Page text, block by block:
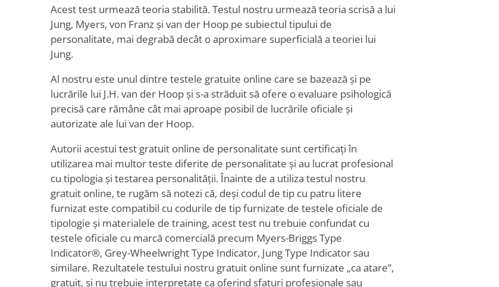
Acest test urmează teoria stabilită. Testul nostru urmează teoria scrisă a lui
Jung, Myers, von Franz și van der Hoop pe subiectul tipului de
personalitate, mai degrabă decât o aproximare superficială a teoriei lui
Jung.
Al nostru este unul dintre testele gratuite online care se bazează și pe
lucrările lui J.H. van der Hoop și s-a străduit să ofere o evaluare psihologică
precisă care rămâne cât mai aproape posibil de lucrările oficiale și
autorizate ale lui van der Hoop.
Autorii acestui test gratuit online de personalitate sunt certificați în
utilizarea mai multor teste diferite de personalitate și au lucrat profesional
cu tipologia și testarea personalității. Înainte de a utiliza testul nostru
gratuit online, te rugăm să notezi că, deși codul de tip cu patru litere
furnizat este compatibil cu codurile de tip furnizate de testele oficiale de
tipologie și materialele de training, acest test nu trebuie confundat cu
testele oficiale cu marcă comercială precum Myers-Briggs Type
Indicator®, Grey-Wheelwright Type Indicator, Jung Type Indicator sau
similare. Rezultatele testului nostru gratuit online sunt furnizate „ca atare”,
gratuit, și nu trebuie interpretate ca oferind sfaturi profesionale sau